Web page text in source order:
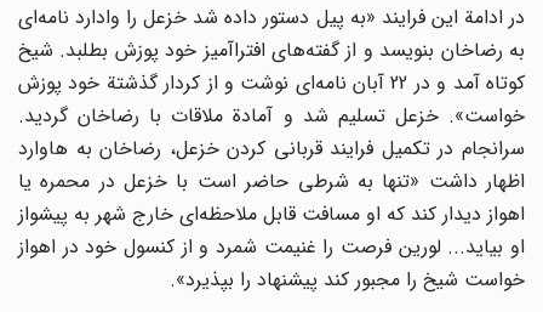
در ادامة این فرایند «به پیل دستور داده شد خزعل را وادارد نامه‌ای
به رضاخان بنویسد و از گفته‌های افتراآمیز خود پوزش بطلبد. شیخ
کوتاه آمد و در 22 آبان نامه‌ای نوشت و از کردار گذشتة خود پوزش
خواست». خزعل تسلیم شد و آمادة ملاقات با رضاخان گردید.
سرانجام در تکمیل فرایند قربانی کردن خزعل، رضاخان به هاوارد
اظهار داشت «تنها به شرطی حاضر است با خزعل در محمره یا
اهواز دیدار کند که او مسافت قابل ملاحظه‌ای خارج شهر به پیشواز
او بیاید... لورین فرصت را غنیمت شمرد و از کنسول خود در اهواز
خواست شیخ را مجبور کند پیشنهاد را بپذیرد».